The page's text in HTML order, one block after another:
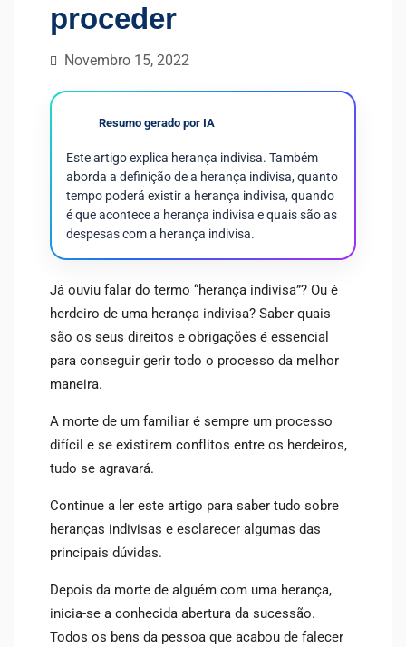
proceder
Novembro 15, 2022
Resumo gerado por IA
Este artigo explica herança indivisa. Também
aborda a definição de a herança indivisa, quanto
tempo poderá existir a herança indivisa, quando
é que acontece a herança indivisa e quais são as
despesas com a herança indivisa.
Já ouviu falar do termo “herança indivisa”? Ou é
herdeiro de uma herança indivisa? Saber quais
são os seus direitos e obrigações é essencial
para conseguir gerir todo o processo da melhor
maneira.
A morte de um familiar é sempre um processo
difícil e se existirem conflitos entre os herdeiros,
tudo se agravará.
Continue a ler este artigo para saber tudo sobre
heranças indivisas e esclarecer algumas das
principais dúvidas.
Depois da morte de alguém com uma herança,
inicia-se a conhecida abertura da sucessão.
Todos os bens da pessoa que acabou de falecer